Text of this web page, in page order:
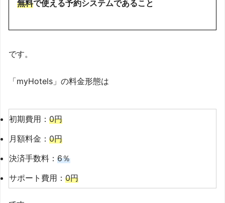
無料で使える予約システムであること
です。
「myHotels」の料金形態は
初期費用： 0円
月額料金： 0円
決済手数料： 6％
サポート費用： 0円